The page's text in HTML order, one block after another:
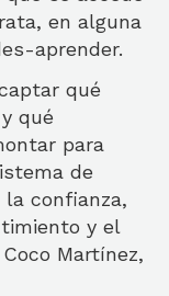
en alguna
aprender.
qué
qué
para
de
confianza,
y el
Martínez,